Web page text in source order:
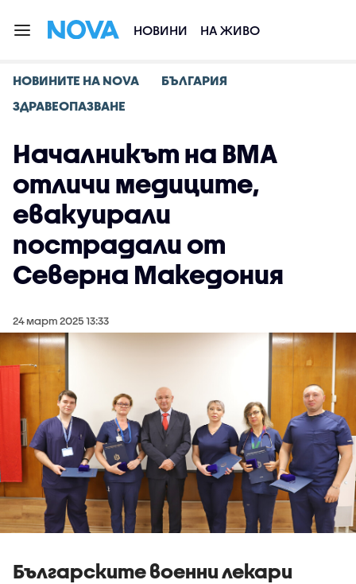
НОВИНИ НА ЖИВО
НОВИНИТЕ НА NOVA
БЪЛГАРИЯ
ЗДРАВЕОПАЗВАНЕ
Началникът на ВМА
отличи медиците,
евакуирали
пострадали от
Северна Македония
24 март 2025 13:33
Българските военни лекари